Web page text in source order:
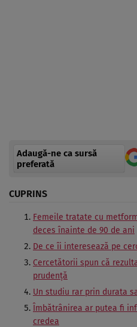
Adaugă-ne ca sursă
preferată
CUPRINS
Femeile tratate cu
deces înainte de 90 de ani
De ce îi interesează pe
Cercetătorii spun că
prudență
Un studiu rar prin durata
Îmbătrânirea ar putea fi
credea